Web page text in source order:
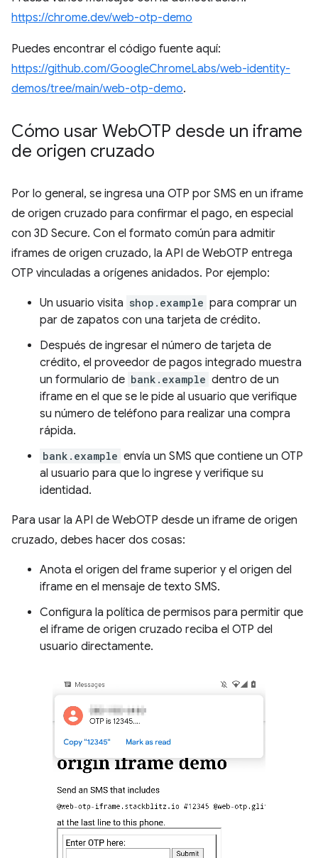
https://chrome.dev/web-otp-demo
Puedes encontrar el código fuente aquí:
https://github.com/GoogleChromeLabs/web-identity-
demos/tree/main/web-otp-demo.
Cómo usar WebOTP desde un iframe
de origen cruzado
Por lo general, se ingresa una OTP por SMS en un iframe
de origen cruzado para confirmar el pago, en especial
con 3D Secure. Con el formato común para admitir
iframes de origen cruzado, la API de WebOTP entrega
OTP vinculadas a orígenes anidados. Por ejemplo:
Un usuario visita shop.example para comprar un
par de zapatos con una tarjeta de crédito.
Después de ingresar el número de tarjeta de
crédito, el proveedor de pagos integrado muestra
un formulario de bank.example dentro de un
iframe en el que se le pide al usuario que verifique
su número de teléfono para realizar una compra
rápida.
bank.example envía un SMS que contiene un OTP
al usuario para que lo ingrese y verifique su
identidad.
Para usar la API de WebOTP desde un iframe de origen
cruzado, debes hacer dos cosas:
Anota el origen del frame superior y el origen del
iframe en el mensaje de texto SMS.
Configura la política de permisos para permitir que
el iframe de origen cruzado reciba el OTP del
usuario directamente.